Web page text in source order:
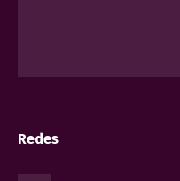
Redes